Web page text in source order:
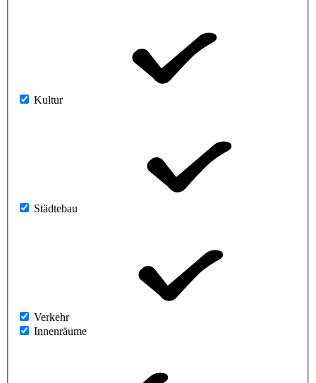
Kultur
Städtebau
Verkehr
Innenräume